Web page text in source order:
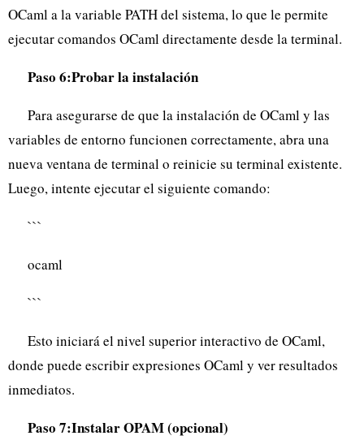
OCaml a la variable PATH del sistema, lo que le permite
ejecutar comandos OCaml directamente desde la terminal.
Paso 6:Probar la instalación
Para asegurarse de que la instalación de OCaml y las
variables de entorno funcionen correctamente, abra una
nueva ventana de terminal o reinicie su terminal existente.
Luego, intente ejecutar el siguiente comando:
```
ocaml
```
Esto iniciará el nivel superior interactivo de OCaml,
donde puede escribir expresiones OCaml y ver resultados
inmediatos.
Paso 7:Instalar OPAM (opcional)